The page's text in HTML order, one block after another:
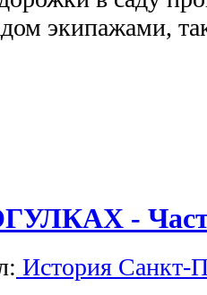
экипажами,
-
История Санкт-